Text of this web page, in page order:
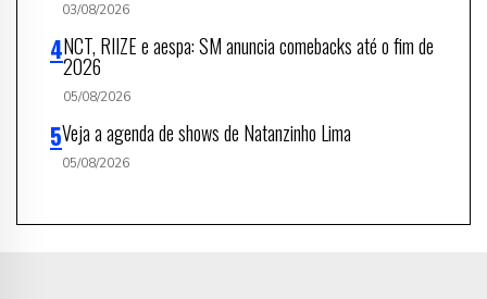
03/08/2026
NCT, RIIZE e aespa: SM anuncia comebacks até o fim de
2026
05/08/2026
Veja a agenda de shows de Natanzinho Lima
05/08/2026